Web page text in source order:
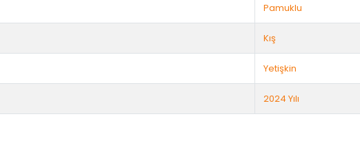
Pamuklu
Kış
Yetişkin
2024 Yılı